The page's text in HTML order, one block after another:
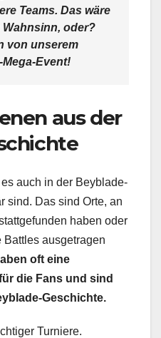
Teams. Das wäre
oder?
von unserem
Event!
aus der
auch in der Beyblade-
sind. Das sind Orte, an
haben oder
ausgetragen
oft eine
die Fans und sind
Geschichte.
Turniere.